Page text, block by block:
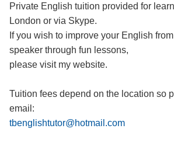
Private English tuition provided for
London or via Skype.
If you wish to improve your English
speaker through fun lessons,
please visit my website.
Tuition fees depend on the location so
email:
tbenglishtutor@hotmail.com